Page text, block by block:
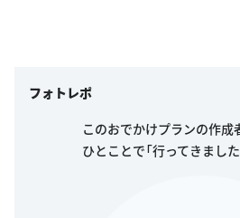
フォトレポ
このおでかけプランの作成
ひとことで「行ってきました